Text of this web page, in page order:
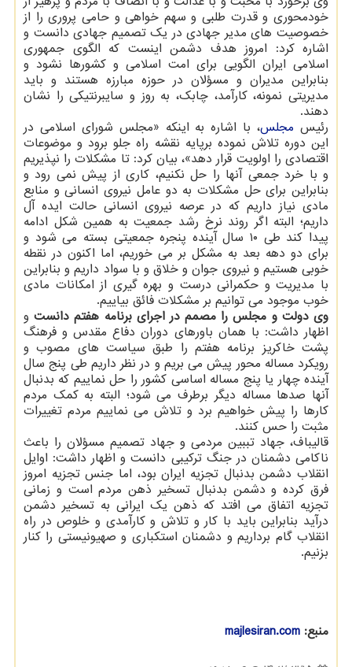
خودمحوری و قدرت طلبی و سهم خواهی و حامی پروری را از
خصوصیت های مدیر جهادی در یک تصمیم جهادی دانست و
اشاره کرد: امروز هدف دشمن اینست که الگوی جمهوری
اسلامی ایران الگویی برای امت اسلامی و کشورها نشود و
بنابراین مدیران و مسؤلان در حوزه مبارزه هستند و باید
مدیریتی نمونه، کارآمد، چابک، به روز و سایبرنتیکی را نشان
دهند.
رئیس مجلس، با اشاره به اینکه «مجلس شورای اسلامی در
این دوره تلاش نموده برپایه نقشه راه جلو برود و موضوعات
اقتصادی را اولویت قرار دهد»، بیان کرد: تا مشکلات را نپذیریم
و با خرد جمعی آنها را حل نکنیم، کاری از پیش نمی رود و
بنابراین برای حل مشکلات به دو عامل نیروی انسانی و منابع
مادی نیاز داریم که در عرصه نیروی انسانی حالت ایده آل
داریم؛ البته اگر روند نرخ رشد جمعیت به همین شکل ادامه
پیدا کند طی ۱۰ سال آینده پنجره جمعیتی بسته می شود و
برای دو دهه بعد به مشکل بر می خوریم، اما اکنون در نقطه
خوبی هستیم و نیروی جوان و خلاق و با سواد داریم و بنابراین
با مدیریت و حکمرانی درست و بهره گیری از امکانات مادی
خوب موجود می توانیم بر مشکلات فائق بیاییم.
وی دولت و مجلس را مصمم در اجرای برنامه هفتم دانستو
اظهار داشت: با همان باورهای دوران دفاع مقدس و فرهنگ
پشت خاکریز برنامه هفتم را طبق سیاست های مصوب و
رویکرد مساله محور پیش می بریم و در نظر داریم طی پنج سال
آینده چهار یا پنج مساله اساسی کشور را حل نماییم که بدنبال
آنها صدها مساله دیگر برطرف می شود؛ البته به کمک مردم
کارها را پیش خواهیم برد و تلاش می نماییم مردم تغییرات
مثبت را حس کنند.
قالیباف، جهاد تببین مردمی و جهاد تصمیم مسؤلان را باعث
ناکامی دشمنان در جنگ ترکیبی دانست و اظهار داشت: اوایل
انقلاب دشمن بدنبال تجزیه ایران بود، اما جنس تجزیه امروز
فرق کرده و دشمن بدنبال تسخیر ذهن مردم است و زمانی
تجزیه اتفاق می افتد که ذهن یک ایرانی به تسخیر دشمن
درآید بنابراین باید با کار و تلاش و کارآمدی و خلوص در راه
انقلاب گام برداریم و دشمنان استکباری و صهیونیستی را کنار
بزنیم.
منبع: majlesiran.com